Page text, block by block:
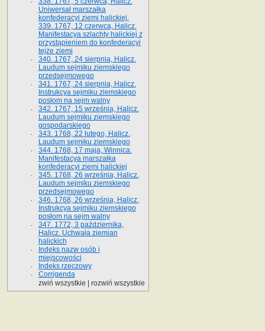
Uniwersał marszałka
konfederacyi ziemi halickiej.
339. 1767, 12 czerwca, Halicz.
Manifestacya szlachty halickiej z
przystąpieniem do konfederacyi
tejże ziemi
340. 1767, 24 sierpnia, Halicz.
Laudum sejmiku ziemskiego
przedsejmowego
341. 1767, 24 sierpnia, Halicz.
Instrukcya sejmiku ziemskiego
posłom na sejm walny
342. 1767, 15 września, Halicz.
Laudum sejmiku ziemskiego
gospodarskiego
343. 1768, 22 lutego, Halicz.
Laudum sejmiku ziemskiego
344. 1768, 17 maja, Winnica.
Manifestacya marszałka
konfederacyi ziemi halickiej
345. 1768, 26 września, Halicz.
Laudum sejmiku ziemskiego
przedsejmowego
346. 1768, 26 września, Halicz.
Instrukcya sejmiku ziemskiego
posłom na sejm walny
347. 1772, 3 października,
Halicz. Uchwała ziemian
halickich
Indeks nazw osób i
miejscowości
Indeks rzeczowy
Corrigenda
zwiń wszystkie
rozwiń wszystkie